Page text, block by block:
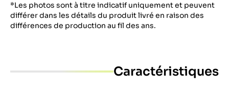
*Les photos sont à titre indicatif uniquement et peuvent
différer dans les détails du produit livré en raison des
différences de production au fil des ans.
Caractéristiques